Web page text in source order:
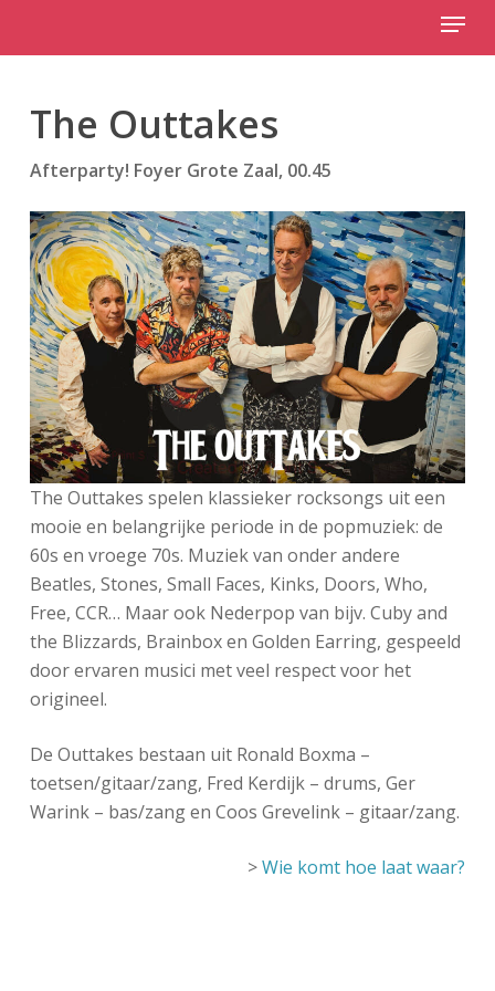
Menu
The Outtakes
Afterparty! Foyer Grote Zaal, 00.45
The Outtakes spelen klassieker rocksongs uit een
mooie en belangrijke periode in de popmuziek: de
60s en vroege 70s. Muziek van onder andere
Beatles, Stones, Small Faces, Kinks, Doors, Who,
Free, CCR… Maar ook Nederpop van bijv. Cuby and
the Blizzards, Brainbox en Golden Earring, gespeeld
door ervaren musici met veel respect voor het
origineel.
De Outtakes bestaan uit Ronald Boxma –
toetsen/gitaar/zang, Fred Kerdijk – drums, Ger
Warink – bas/zang en Coos Grevelink – gitaar/zang.
>Wie komt hoe laat waar?